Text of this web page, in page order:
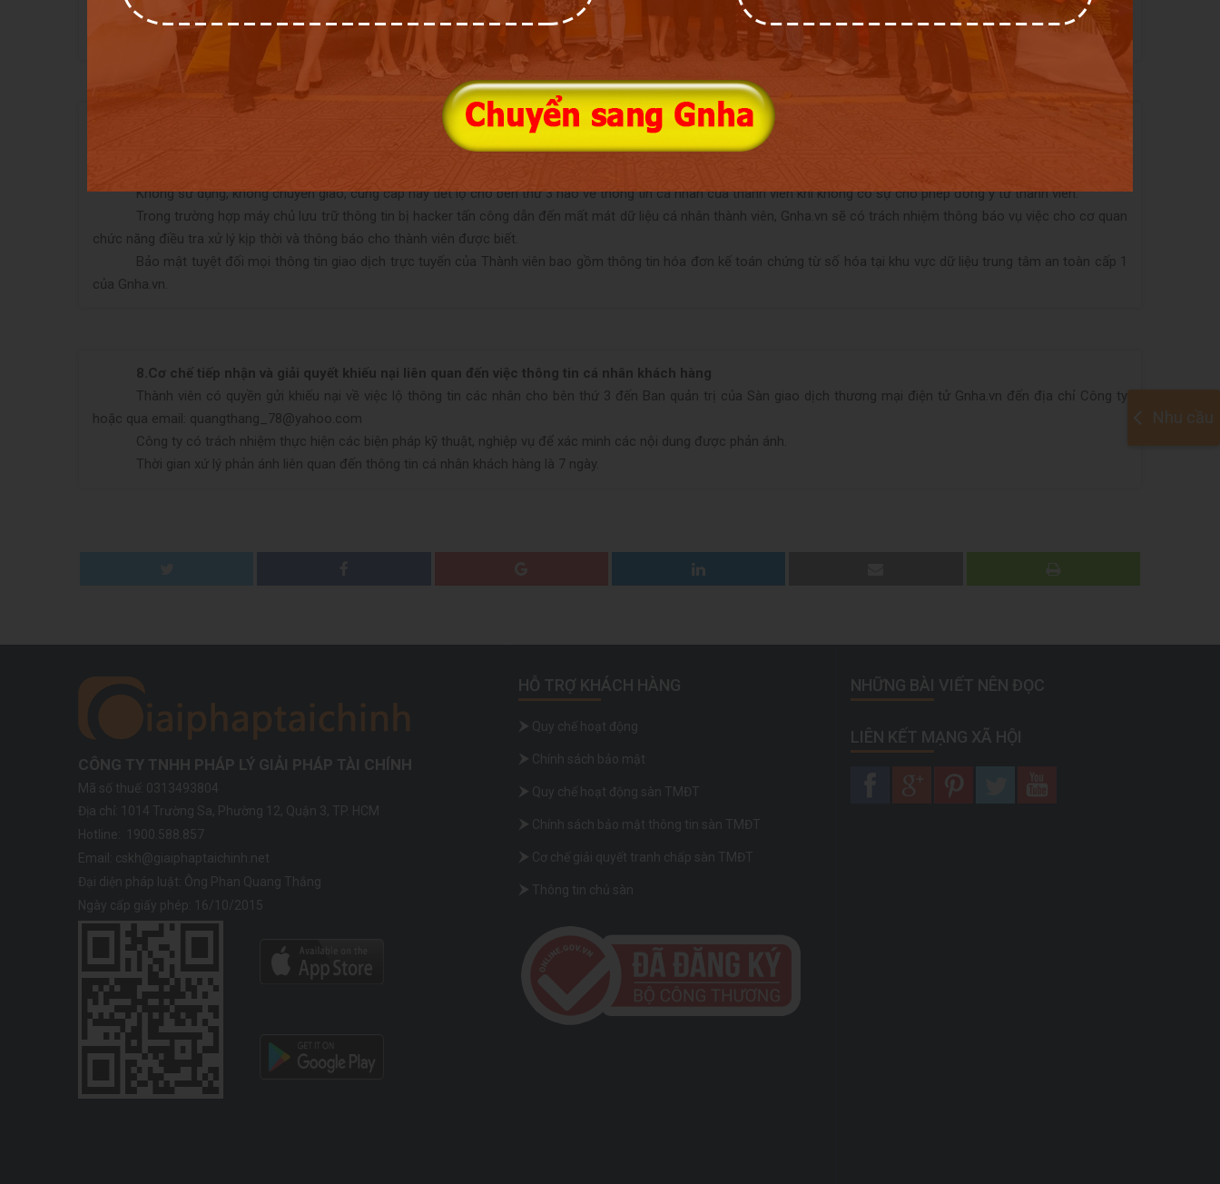
phản hồi này, Giaiphaptaichinh.net sẽ xác nhận lại thông tin, phải có trách nhiệm trả lời lý do và hướng dẫn thành viên khôi phục và bảo mật lại thông tin.
Email: quangthang_78@yahoo.com
Cam kết bảo mật thông tin cá nhân khách hàng
Thông tin cá nhân của thành viên trên Muaannhadat.vn được cam kết bảo mật tuyệt đối theo chính sách bảo vệ thông tin cá nhân của
Không sử dụng, không chuyển giao, cung cấp hay tiết lộ cho bên thứ 3 nào về thông tin cá nhân của thành viên khi không có sự cho phép đồng ý từ thành viên.
Trong trường hợp máy chủ lưu trữ thông tin bị hacker tấn công dẫn đến mất mát dữ liệu cá nhân thành viên, Gnha.vn sẽ có trách nhiệm thông báo vụ việc cho cơ quan
chức năng điều tra xử lý kịp thời và thông báo cho thành viên được biết.
Bảo mật tuyệt đối mọi thông tin giao dịch trực tuyến của Thành viên bao gồm thông tin hóa đơn kế toán chứng từ số hóa tại khu vực dữ liệu trung tâm an toàn cấp 1
của Gnha.vn.
8. Cơ chế tiếp nhận và giải quyết khiếu nại liên quan đến việc thông tin cá nhân khách hàng
Thành viên có quyền gửi khiếu nại về việc lộ thông tin các nhân cho bên thứ 3 đến Ban quản trị của Sàn giao dịch thương mại điện tử Gnha.vn đến địa chỉ Công ty
hoặc qua email: quangthang_78@yahoo.com
Công ty có trách nhiệm thực hiện các biện pháp kỹ thuật, nghiệp vụ để xác minh các nội dung được phản ánh.
Thời gian xứ lý phản ánh liên quan đến thông tin cá nhân khách hàng là 7 ngày.
CÔNG TY TNHH PHÁP LÝ GIẢI PHÁP TÀI CHÍNH
Mã số thuế: 0313493804
Địa chỉ:
1014 Trường Sa, Phường 12, Quận 3, TP. HCM
Hotline:
1900.588.857
Email: cskh@giaiphaptaichinh.net
Đại diện pháp luật: Ông Phan Quang Thắng
Ngày cấp giấy phép: 16/10/2015
HỖ TRỢ KHÁCH HÀNG
Quy chế hoạt động
Chính sách bảo mật
Quy chế hoạt động sàn TMĐT
Chính sách bảo mật thông tin sàn TMĐT
Cơ chế giải quyết tranh chấp sàn TMĐT
Thông tin chủ sàn
NHỮNG BÀI VIẾT NÊN ĐỌC
LIÊN KẾT MẠNG XÃ HỘI
Nhu cầu